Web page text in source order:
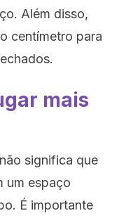
Além disso,
centímetro para
mais
significa que
um espaço
É importante